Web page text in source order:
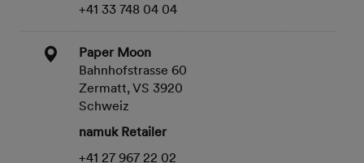
+41 33 748 04 04
Paper Moon
Bahnhofstrasse 60
Zermatt, VS 3920
Schweiz
namuk Retailer
+41 27 967 22 02